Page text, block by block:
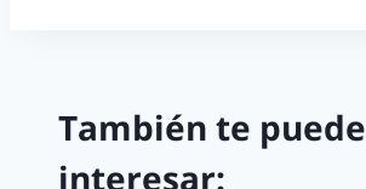
También te puede
interesar: